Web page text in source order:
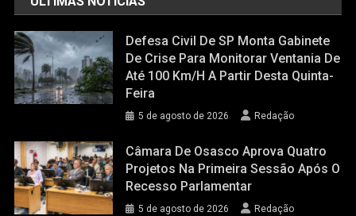
Defesa Civil De SP Monta Gabinete
De Crise Para Monitorar Ventania De
Até 100 Km/h A Partir Desta Quinta-
Feira
5 de agosto de 2026 Redação
Câmara De Osasco Aprova Quatro
Projetos Na Primeira Sessão Após O
Recesso Parlamentar
5 de agosto de 2026 Redação